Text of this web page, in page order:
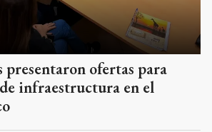
presentaron ofertas para
infraestructura en el